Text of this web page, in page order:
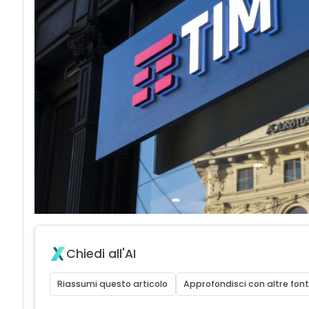
Chiedi all'AI
Riassumi questo articolo Approfondisci con altre